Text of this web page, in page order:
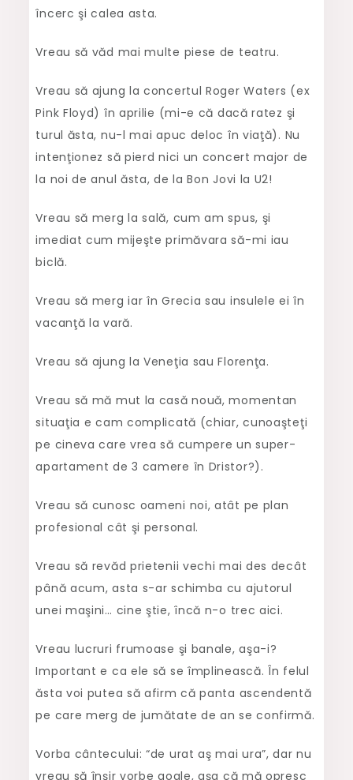
încerc şi calea asta.
Vreau să văd mai multe piese de teatru.
Vreau să ajung la concertul Roger Waters (ex
Pink Floyd) în aprilie (mi-e că dacă ratez şi
turul ăsta, nu-l mai apuc deloc în viaţă). Nu
intenţionez să pierd nici un concert major de
la noi de anul ăsta, de la Bon Jovi la U2!
Vreau să merg la sală, cum am spus, şi
imediat cum mijeşte primăvara să-mi iau
biclă.
Vreau să merg iar în Grecia sau insulele ei în
vacanţă la vară.
Vreau să ajung la Veneţia sau Florenţa.
Vreau să mă mut la casă nouă, momentan
situaţia e cam complicată (chiar, cunoaşteţi
pe cineva care vrea să cumpere un super-
apartament de 3 camere în Dristor?).
Vreau să cunosc oameni noi, atât pe plan
profesional cât şi personal.
Vreau să revăd prietenii vechi mai des decât
până acum, asta s-ar schimba cu ajutorul
unei maşini… cine ştie, încă n-o trec aici.
Vreau lucruri frumoase şi banale, aşa-i?
Important e ca ele să se împlinească. În felul
ăsta voi putea să afirm că panta ascendentă
pe care merg de jumătate de an se confirmă.
Vorba cântecului: “de urat aş mai ura”, dar nu
vreau să înşir vorbe goale, aşa că mă opresc